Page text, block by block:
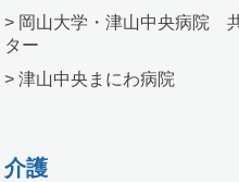
> 岡山大学・津山中央病院
ター
> 津山中央まにわ病院
介護